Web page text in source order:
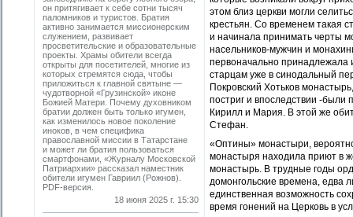
он притягивает к себе сотни тысяч
паломников и туристов. Братия
активно занимается миссионерским
служением, развивает
просветительские и образовательные
проекты. Храмы обители всегда
открыты для посетителей, многие из
которых стремятся сюда, чтобы
приложиться к главной святыне —
чудотворной «Грузинской» иконе
Божией Матери. Почему духовником
братии должен быть только игумен,
как изменилось новое поколение
иноков, в чем специфика
православной миссии в Татарстане
и может ли братия пользоваться
смартфонами, «Журналу Московской
Патриархии» рассказал наместник
обители игумен Гавриил (Рожнов).
PDF-версия.
18 июня 2025 г. 15:30
этом близ церкви могли
крестьян. Со временем такая
и начинала принимать черты
насельников-мужчин и
первоначально принадлежала
старцам уже в синодальный
Покровский Хотьков
постриг и впоследствии -
Кирилл и Мария. В этой же
Стефан.
«Оптины» монастыри,
монастыря находила приют в
монастырь. В трудные годы
домонгольские времена, едва
единственная возможность
время гонений на Церковь в